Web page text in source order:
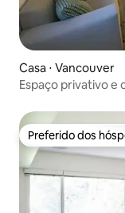
Casa ⋅ Vancouver
Espaço privativo e
Preferido dos
Preferido dos